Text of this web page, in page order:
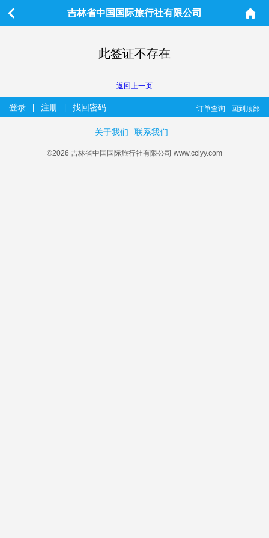
吉林省中国国际旅行社有限公司
此签证不存在
返回上一页
登录 注册 找回密码 回到顶部
订单查询
关于我们 联系我们
©2026 吉林省中国国际旅行社有限公司 www.cclyy.com